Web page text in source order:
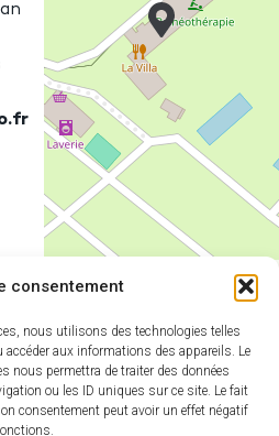
consentement
nous utilisons des technologies telles
accéder aux informations des appareils. Le
nous permettra de traiter des données
ou les ID uniques sur ce site. Le fait
consentement peut avoir un effet négatif
contributors